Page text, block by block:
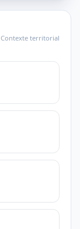
Contexte territorial